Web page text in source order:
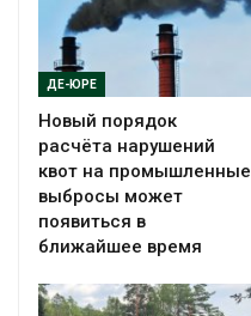
ДЕ-ЮРЕ
Новый порядок
расчёта нарушений
квот на промышленные
выбросы может
появиться в
ближайшее время